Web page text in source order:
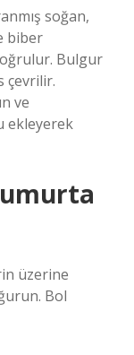
soğan,
biber
Bulgur
çevrilir.
ve
ekleyerek
üzerine
Bol